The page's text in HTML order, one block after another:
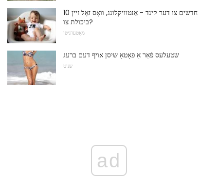
10 חדשים צו דער קינד - אַנטוויקלונג, וואָס זאָל זיין
ביכולת צו?
מאַטערניטי
שטעלעס פֿאַר אַ פאָטאָ שיסן אויף דעם ברעג
שניט
ad